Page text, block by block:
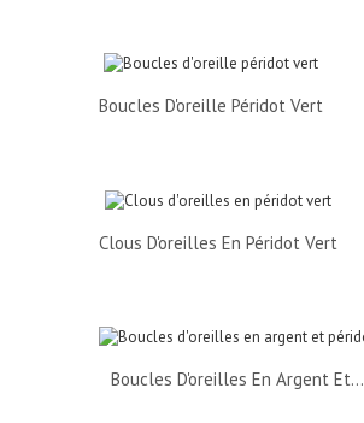
Boucles D'oreille Péridot Vert
Clous D'oreilles En Péridot Vert
Boucles D'oreilles En Argent Et...